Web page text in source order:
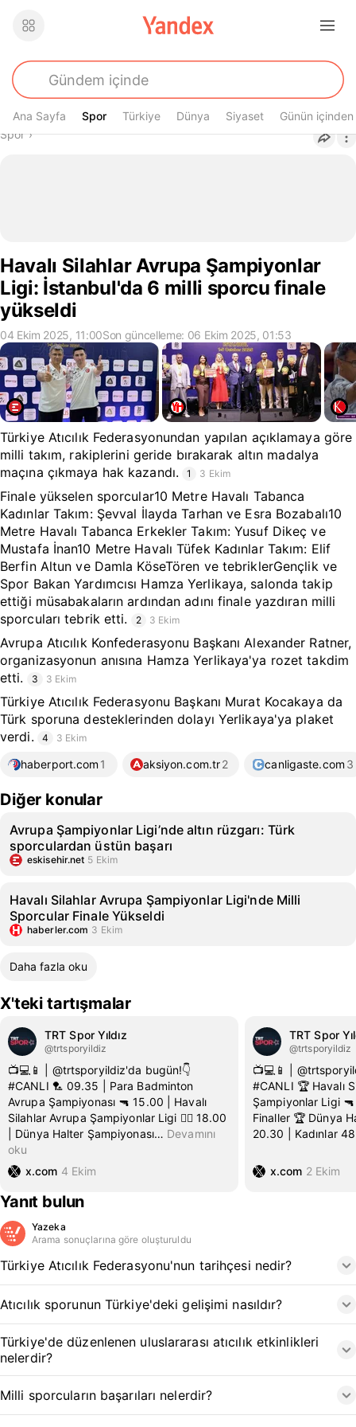
Ana Sayfa Spor
Spor Türkiye Dünya Siyaset Günün içinden
Buradasın
Spor›
Havalı Silahlar Avrupa Şampiyonlar
Ligi: İstanbul'da 6 milli sporcu finale
yükseldi
04 Ekim 2025, 11:00Son güncelleme: 06 Ekim 2025, 01:53
Türkiye Atıcılık Federasyonundan yapılan açıklamaya göre
milli takım, rakiplerini geride bırakarak altın madalya
maçına çıkmaya hak kazandı.
1 3 Ekim
Finale yükselen sporcular10 Metre Havalı Tabanca
Kadınlar Takım: Şevval İlayda Tarhan ve Esra Bozabalı10
Metre Havalı Tabanca Erkekler Takım: Yusuf Dikeç ve
Mustafa İnan10 Metre Havalı Tüfek Kadınlar Takım: Elif
Berfin Altun ve Damla KöseTören ve tebriklerGençlik ve
Spor Bakan Yardımcısı Hamza Yerlikaya, salonda takip
ettiği müsabakaların ardından adını finale yazdıran milli
sporcuları tebrik etti.
2 3 Ekim
Avrupa Atıcılık Konfederasyonu Başkanı Alexander Ratner,
organizasyonun anısına Hamza Yerlikaya'ya rozet takdim
etti.
3 3 Ekim
Türkiye Atıcılık Federasyonu Başkanı Murat Kocakaya da
Türk sporuna desteklerinden dolayı Yerlikaya'ya plaket
verdi.
4 3 Ekim
haberport.com 1 aksiyon.com.tr2 canligaste.com 3
Diğer konular
Avrupa Şampiyonlar Ligi’nde altın rüzgarı: Türk
sporculardan üstün başarı
eskisehir.net 5 Ekim
Havalı Silahlar Avrupa Şampiyonlar Ligi'nde Milli
Sporcular Finale Yükseldi
haberler.com 3 Ekim
Daha fazla oku
X'teki tartışmalar
TRT Spor Yıldız
@trtsporyildiz
📺💻📱 | @trtsporyildiz'da bugün!👇
#CANLI 🏸 09.35 | Para Badminton
Avrupa Şampiyonası 🔫 15.00 | Havalı
Silahlar Avrupa Şampiyonlar Ligi 🏋️‍♀️ 18.00
| Dünya Halter Şampiyonası… Devamını
oku
x.com 4 Ekim
TRT Spor
@trtsporyildiz
📺💻📱 |
#CANLI 🏆 Havalı
Şampiyonlar Ligi
Finaller 🏆 Dünya
20.30 | Kadınlar
x.com 2 Ekim
Yanıt bulun
Yazeka
Arama sonuçlarına göre oluşturuldu
Türkiye Atıcılık Federasyonu'nun tarihçesi nedir?
Atıcılık sporunun Türkiye'deki gelişimi nasıldır?
Türkiye'de düzenlenen uluslararası atıcılık etkinlikleri
nelerdir?
Milli sporcuların başarıları nelerdir?